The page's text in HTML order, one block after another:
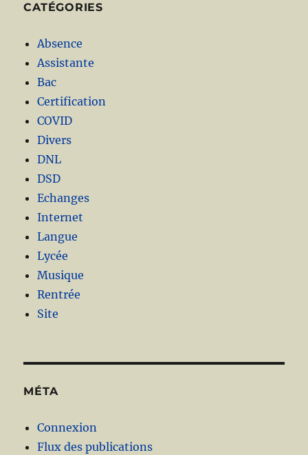
CATÉGORIES
Absence
Assistante
Bac
Certification
COVID
Divers
DNL
DSD
Echanges
Internet
Langue
Lycée
Musique
Rentrée
Site
MÉTA
Connexion
Flux des publications